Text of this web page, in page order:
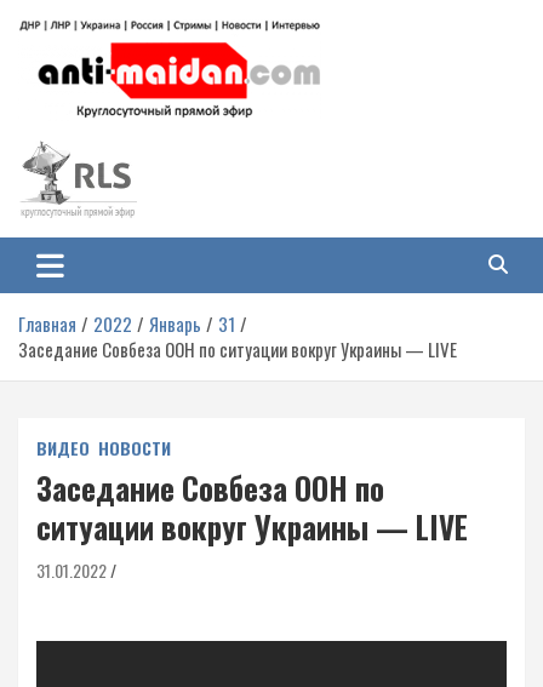
содержимому
Антимайдан: Гражданская война
на Украине
гражданской войне на Украине, включая события в Новороссии, ДНР,
ЛНР и других регионах.
Главная 2022 Январь
31
Заседание Совбеза ООН по ситуации вокруг Украины — LIVE
ВИДЕО НОВОСТИ
Заседание Совбеза ООН по
ситуации вокруг Украины — LIVE
31.01.2022